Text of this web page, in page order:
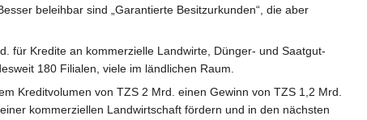
beleihbar sind „Garantierte Besitzurkunden“, die aber
für Kredite an kommerzielle Landwirte, Dünger- und Saatgut-
180 Filialen, viele im ländlichen Raum.
Kreditvolumen von TZS 2 Mrd. einen Gewinn von TZS 1,2 Mrd.
kommerziellen Landwirtschaft fördern und in den nächsten